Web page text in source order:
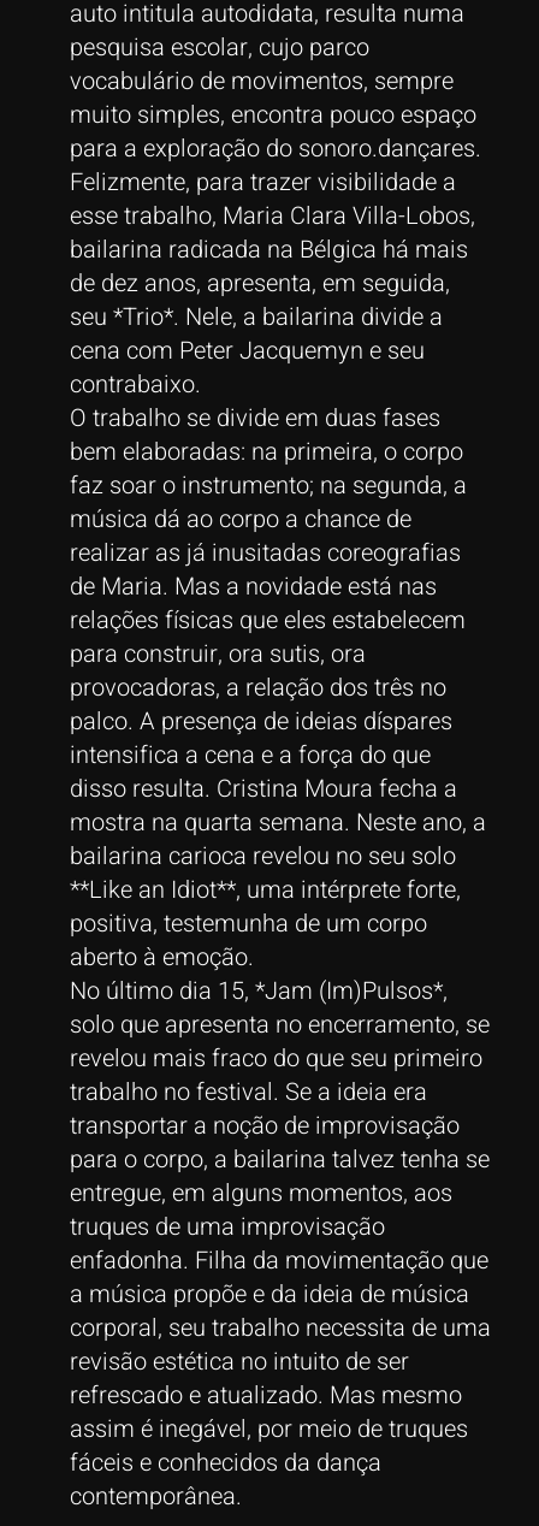
auto intitula autodidata, resulta numa
pesquisa escolar, cujo parco
vocabulário de movimentos, sempre
muito simples, encontra pouco espaço
para a exploração do sonoro.dançares.
Felizmente, para trazer visibilidade a
esse trabalho, Maria Clara Villa-Lobos,
bailarina radicada na Bélgica há mais
de dez anos, apresenta, em seguida,
seu *Trio*. Nele, a bailarina divide a
cena com Peter Jacquemyn e seu
contrabaixo.
O trabalho se divide em duas fases
bem elaboradas: na primeira, o corpo
faz soar o instrumento; na segunda, a
música dá ao corpo a chance de
realizar as já inusitadas coreografias
de Maria. Mas a novidade está nas
relações físicas que eles estabelecem
para construir, ora sutis, ora
provocadoras, a relação dos três no
palco. A presença de ideias díspares
intensifica a cena e a força do que
disso resulta. Cristina Moura fecha a
mostra na quarta semana. Neste ano, a
bailarina carioca revelou no seu solo
**Like an Idiot**, uma intérprete forte,
positiva, testemunha de um corpo
aberto à emoção.
No último dia 15, *Jam (Im)Pulsos*,
solo que apresenta no encerramento, se
revelou mais fraco do que seu primeiro
trabalho no festival. Se a ideia era
transportar a noção de improvisação
para o corpo, a bailarina talvez tenha se
entregue, em alguns momentos, aos
truques de uma improvisação
enfadonha. Filha da movimentação que
a música propõe e da ideia de música
corporal, seu trabalho necessita de uma
revisão estética no intuito de ser
refrescado e atualizado. Mas mesmo
assim é inegável, por meio de truques
fáceis e conhecidos da dança
contemporânea.